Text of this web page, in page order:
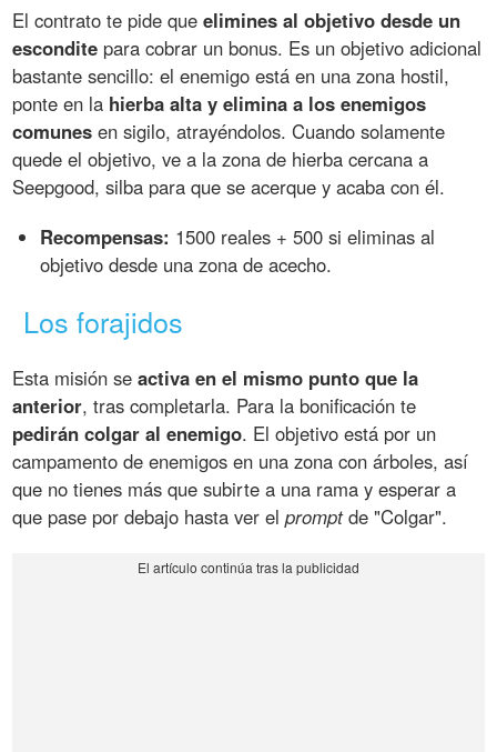
El contrato te pide queelimines al objetivo desde un
escondite para cobrar un bonus. Es un objetivo adicional
bastante sencillo: el enemigo está en una zona hostil,
ponte en la hierba alta y elimina a los enemigos
comunes en sigilo, atrayéndolos. Cuando solamente
quede el objetivo, ve a la zona de hierba cercana a
Seepgood, silba para que se acerque y acaba con él.
Recompensas: 1500 reales + 500 si eliminas al
objetivo desde una zona de acecho.
Los forajidos
Esta misión seactiva en el mismo punto que la
anterior, tras completarla. Para la bonificación te
pedirán colgar al enemigo. El objetivo está por un
campamento de enemigos en una zona con árboles, así
que no tienes más que subirte a una rama y esperar a
que pase por debajo hasta ver elpromptde "Colgar".